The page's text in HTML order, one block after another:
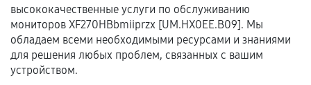
Гарантийный талон.
Акт выполненных работ с датой, перечнем
услуг и сроком гарантии.
Документы на установленные комплектующие
высококачественные услуги по обслуживанию
мониторов XF270HBbmiiprzx [UM.HX0EE.B09]. Мы
обладаем всеми необходимыми ресурсами и знаниями
для решения любых проблем, связанных с вашим
устройством.